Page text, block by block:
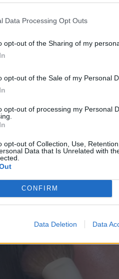
Data Processing Opt Outs
opt-out of the Sharing of my
opt-out of the Sale of my Personal
opt-out of processing my Personal
opt-out of Collection, Use,
Data that Is Unrelated with
CONFIRM
Data Deletion Data
σου να είναι
κινήσεις, εφάρμοσέ
το ηλιοκαμένο
να το